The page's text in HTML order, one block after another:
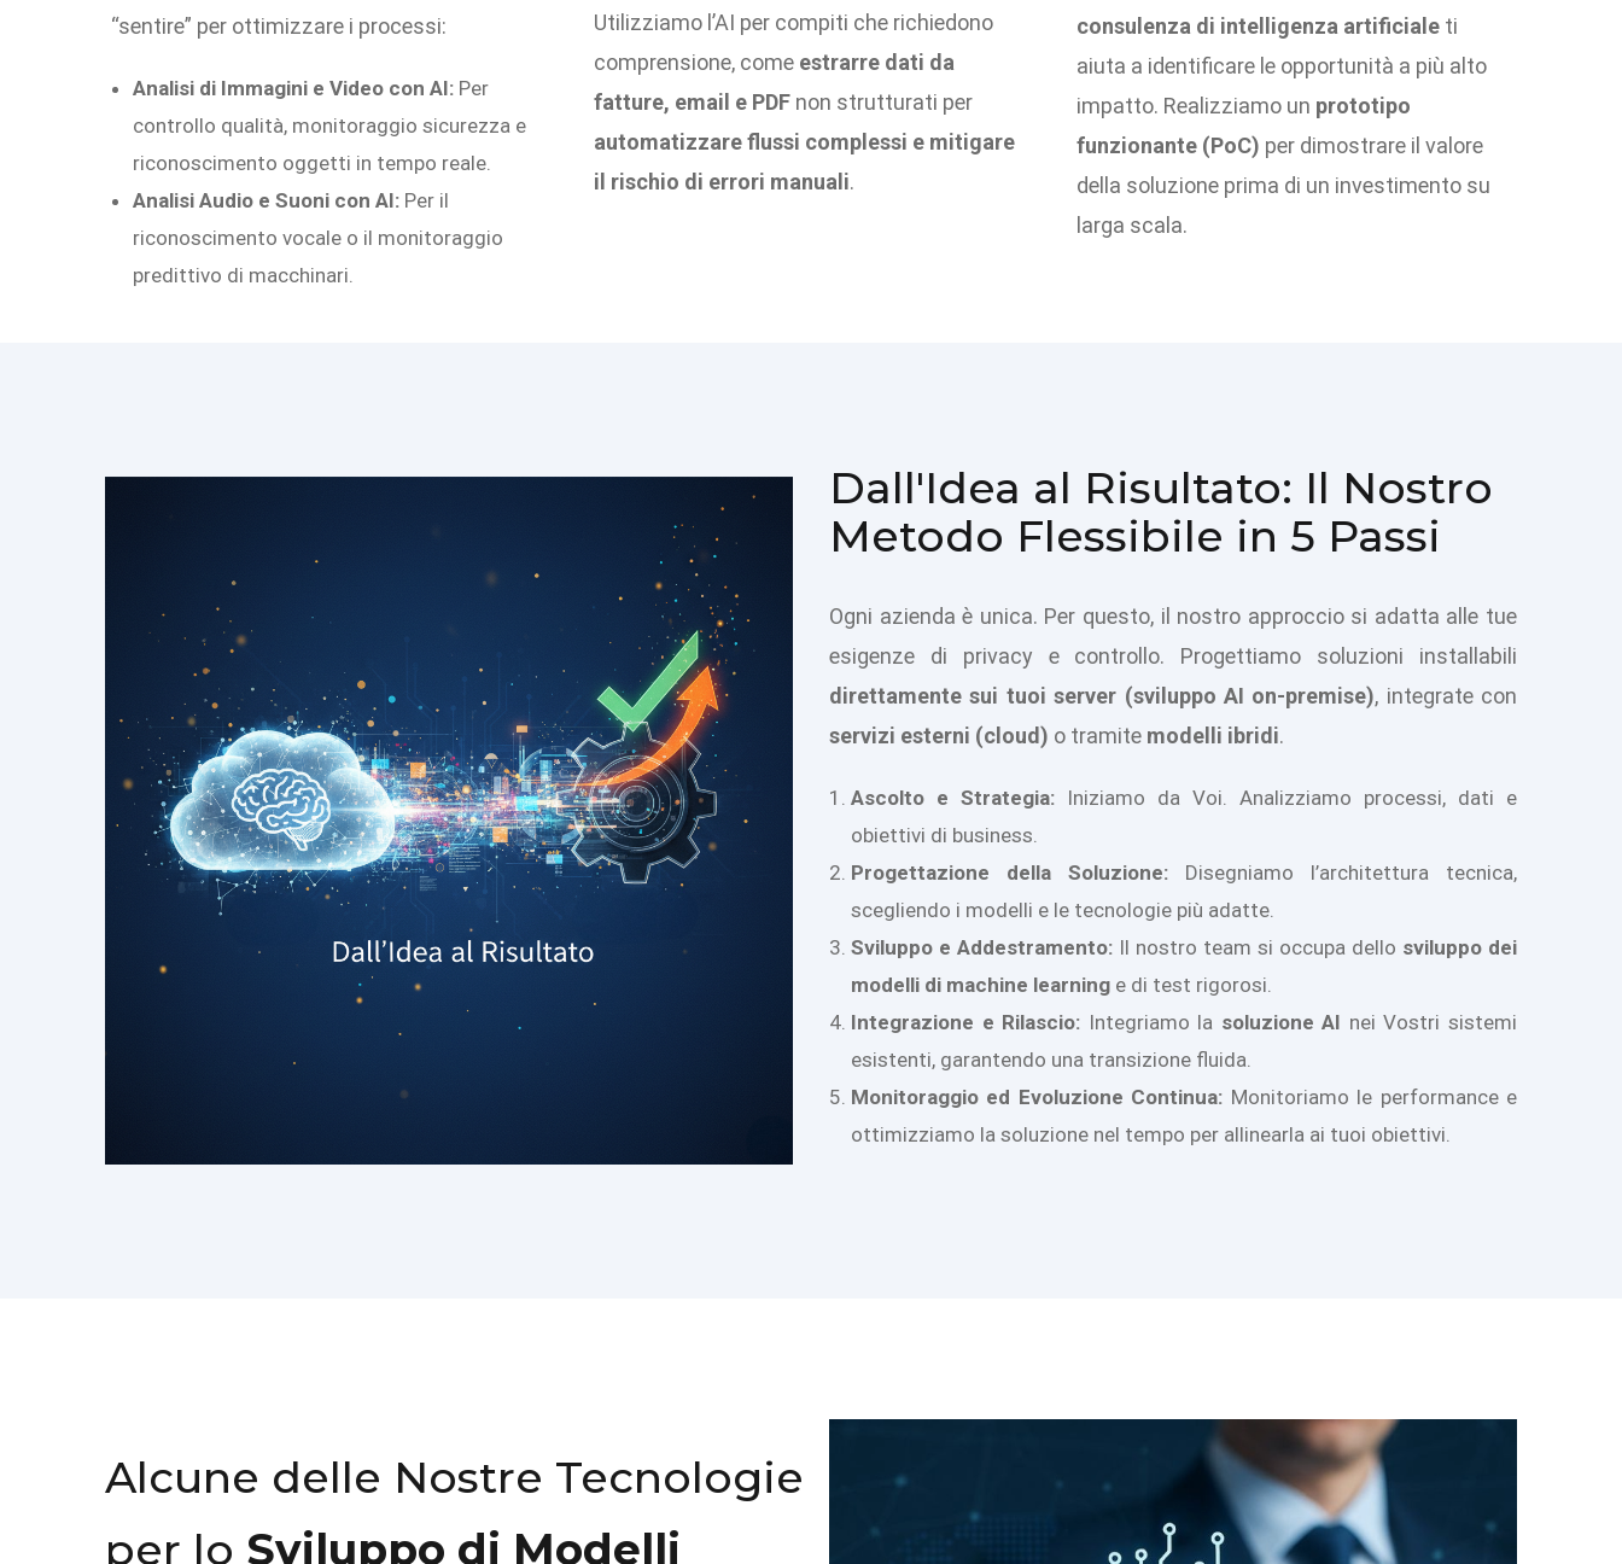
“sentire” per ottimizzare i processi:
Analisi di Immagini e Video con AI:Per
controllo qualità, monitoraggio sicurezza e
riconoscimento oggetti in tempo reale.
Analisi Audio e Suoni con AI:Per il
riconoscimento vocale o il monitoraggio
predittivo di macchinari.
Utilizziamo l’AI per compiti che richiedono
comprensione, come estrarre dati da
fatture, email e PDFnon strutturati per
automatizzare flussi complessi e mitigare
il rischio di errori manuali.
consulenza di intelligenza artificialeti
aiuta a identificare le opportunità a più alto
impatto. Realizziamo un prototipo
funzionante (PoC) per dimostrare il valore
della soluzione prima di un investimento su
larga scala.
Dall'Idea al Risultato: Il Nostro
Metodo Flessibile in 5 Passi
Ogni azienda è unica. Per questo, il nostro approccio si adatta alle tue
esigenze di privacy e controllo. Progettiamo soluzioni installabili
direttamente sui tuoi server (sviluppo AI on-premise), integrate con
servizi esterni (cloud) o tramite modelli ibridi.
Ascolto e Strategia: Iniziamo da Voi. Analizziamo processi, dati e
obiettivi di business.
Progettazione della Soluzione: Disegniamo l’architettura tecnica,
scegliendo i modelli e le tecnologie più adatte.
Sviluppo e Addestramento: Il nostro team si occupa dello sviluppo dei
modelli di machine learning e di test rigorosi.
Integrazione e Rilascio: Integriamo la soluzione AI nei Vostri sistemi
esistenti, garantendo una transizione fluida.
Monitoraggio ed Evoluzione Continua: Monitoriamo le performance e
ottimizziamo la soluzione nel tempo per allinearla ai tuoi obiettivi.
Alcune delle Nostre Tecnologie
per lo Sviluppo di Modelli